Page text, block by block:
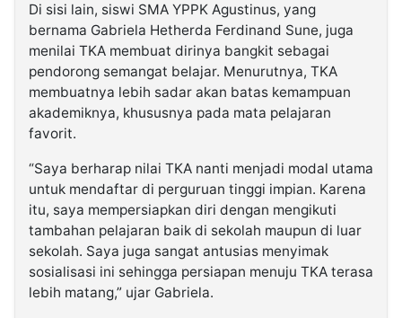
Di sisi lain, siswi SMA YPPK Agustinus, yang
bernama Gabriela Hetherda Ferdinand Sune, juga
menilai TKA membuat dirinya bangkit sebagai
pendorong semangat belajar. Menurutnya, TKA
membuatnya lebih sadar akan batas kemampuan
akademiknya, khususnya pada mata pelajaran
favorit.
“Saya berharap nilai TKA nanti menjadi modal utama
untuk mendaftar di perguruan tinggi impian. Karena
itu, saya mempersiapkan diri dengan mengikuti
tambahan pelajaran baik di sekolah maupun di luar
sekolah. Saya juga sangat antusias menyimak
sosialisasi ini sehingga persiapan menuju TKA terasa
lebih matang,” ujar Gabriela.